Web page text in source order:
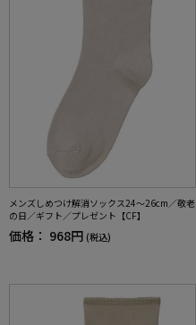
メンズしめつけ解消ソックス24～26cm／敬老
の日／ギフト／プレゼント【CF】
価格： 968円 (税込)